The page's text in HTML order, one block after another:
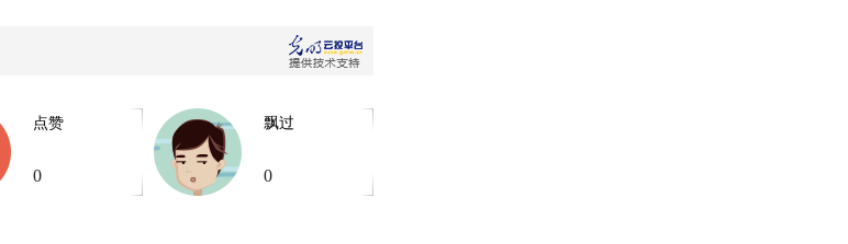
点赞
0
飘过
0